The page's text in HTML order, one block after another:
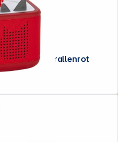
Tonies Toniebox 2 Classic Starterset Korallenrot